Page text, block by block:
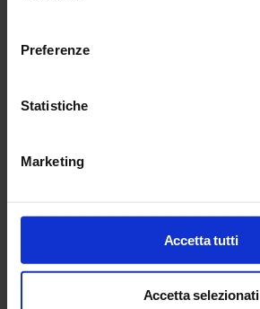
Preferenze
Statistiche
Marketing
Accetta tutti
Accetta selezionati
Leggi i nostri
consulenza